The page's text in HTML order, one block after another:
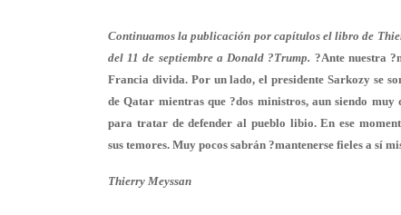
Continuamos la publicación por capítulos el libro de
del 11 de septiembre a Donald ?Trump. ?Ante nuestra
Francia divida. Por un lado, el presidente Sarkozy se
de Qatar mientras que ?dos ministros, aun siendo
para tratar de defender al pueblo libio. En ese
sus temores. Muy pocos sabrán ?mantenerse fieles a sí
Thierry Meyssan